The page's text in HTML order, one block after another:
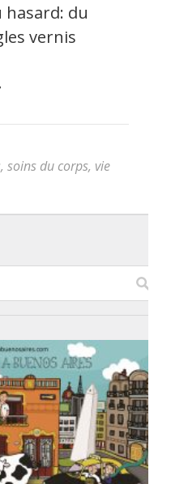
hasard: du
vernis
, soins du corps, vie